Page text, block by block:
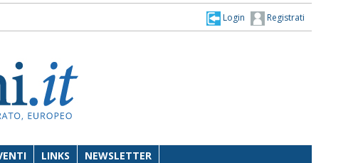
Registrati
Login
LINKS NEWSLETTER